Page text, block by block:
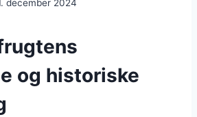
december 2024
og historiske